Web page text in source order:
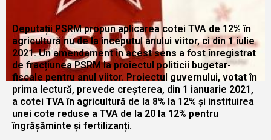
Deputații PSRM propun aplicarea cotei TVA de 12% în
agricultură nu de la începutul anului viitor, ci din 1 iulie
2021. Un amendament în acest sens a fost înregistrat
de fracțiunea PSRM la proiectul politicii bugetar-
fiscale pentru anul viitor. Proiectul guvernului, votat în
prima lectură, prevede creșterea, din 1 ianuarie 2021,
a cotei TVA în agricultură de la 8% la 12% și instituirea
unei cote reduse a TVA de la 20 la 12% pentru
îngrășăminte și fertilizanți.